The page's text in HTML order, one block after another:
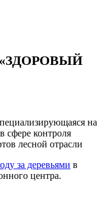
на
сфере контроля
лесной отрасли
за деревьями в
центра.